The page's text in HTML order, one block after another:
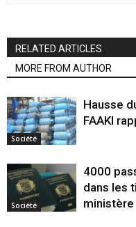
RELATED ARTICLES
MORE FROM AUTHOR
Société
Hausse
FAAKI
Société
4000
dans les
ministère